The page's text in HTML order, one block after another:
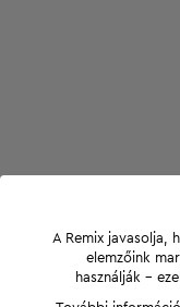
A Remix javasolja,
elemzőink
használják -